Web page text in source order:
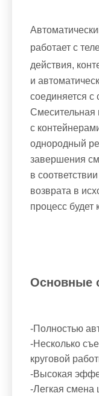
работает с
действия,
и
соединяется с
Смесительная
с
однородный
завершения
в
возврата в
процесс будет
Основные
-Полностью
-Несколько
круговой
-Высокая
-Легкая смена